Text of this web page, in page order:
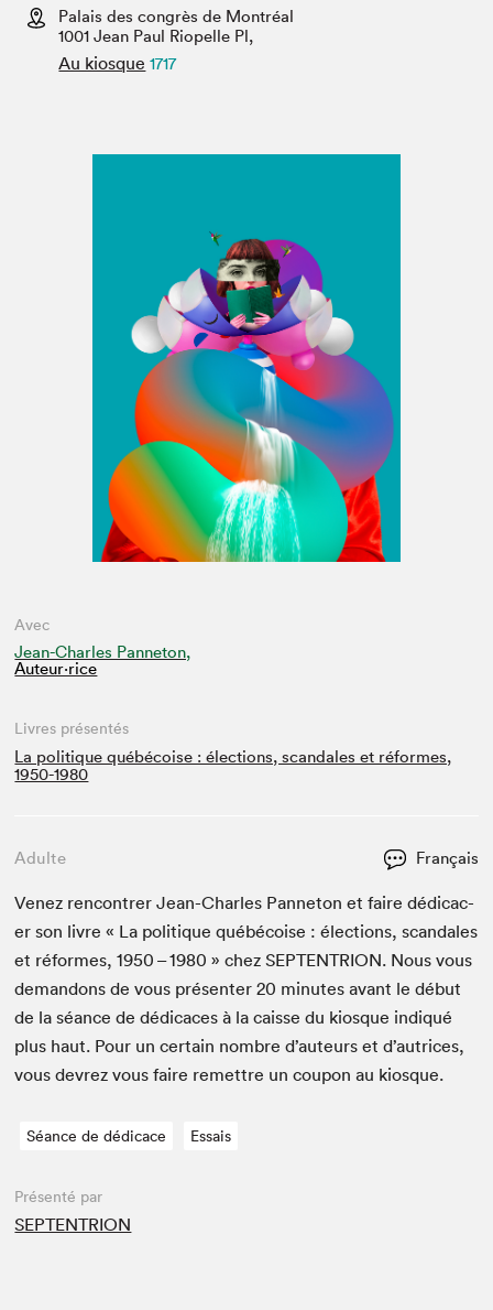
Espace médias
Palais des congrès de Montréal
1001 Jean Paul Riopelle Pl,
Au kiosque 1717
Avec
Jean-Charles Panneton,
Auteur·rice
Livres présentés
La politique québécoise : élections, scandales et réformes,
1950-1980
Adulte Français
Venez ren­con­tr­er Jean-Charles Pan­neton et faire dédi­cac­
er son livre « La poli­tique québé­coise : élec­tions, scan­dales
et réformes,1950 –1980 » chezSEPTEN­TRI­ON. Nous vous
deman­dons de vous présen­ter20 min­utes avant le début
de la séance de dédi­caces à la caisse du kiosque indiqué
plus haut. Pour un cer­tain nom­bre d’auteurs et d’autrices,
vous devrez vous faire remet­tre un coupon au kiosque.
Séance de dédicace Essais
Présenté par
SEPTENTRION